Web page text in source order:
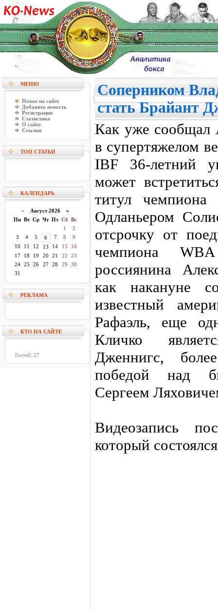
МЕНЮ
Новое на сайте
Добавить новость
Регистрация
Статистика
О сайте
Ссылки
ТОП СТАТЬИ
КАЛЕНДАРЬ
« Август 2026 »
Пн Вт Ср Чт Пт Сб Вс
1
2
3
4 5 6 7 8
9
10
11 12 13 14 15
16
17
18 19 20 21 22
23
24
25 26 27 28 29
30
31
РЕКЛАМА
КТО НА САЙТЕ
Гостей: 27
Соперником
стать Брайант
Как уже сообщал
в супертяжелом
IBF 36-летний
может
титул
Одланьером
отсрочку от
чемпиона
россиянина
как накануне
известный
Рафаэль, еще
Кличко
Дженнигс,
победой над
Сергеем
Видеозапись
который